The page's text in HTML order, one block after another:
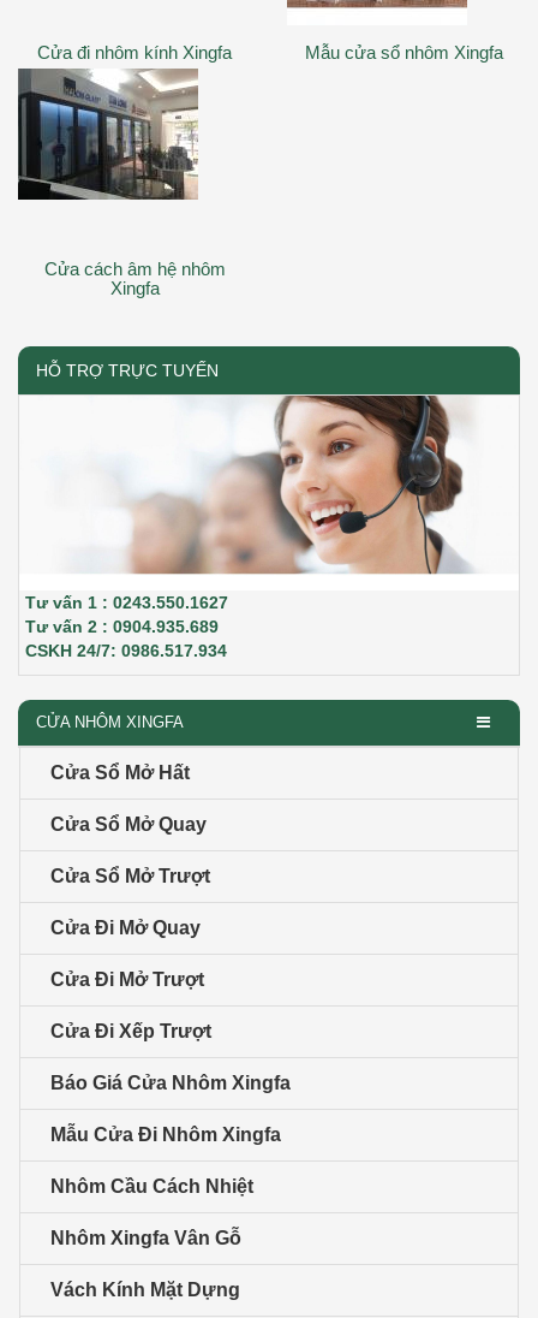
Cửa đi nhôm kính Xingfa Mẫu cửa sổ nhôm Xingfa
Cửa cách âm hệ nhôm
Xingfa
HỖ TRỢ TRỰC TUYẾN
Tư vấn 1 : 0243.550.1627
Tư vấn 2 : 0904.935.689
CSKH 24/7: 0986.517.934
CỬA NHÔM XINGFA
Cửa Sổ Mở Hất
Cửa Sổ Mở Quay
Cửa Sổ Mở Trượt
Cửa Đi Mở Quay
Cửa Đi Mở Trượt
Cửa Đi Xếp Trượt
Báo Giá Cửa Nhôm Xingfa
Mẫu Cửa Đi Nhôm Xingfa
Nhôm Cầu Cách Nhiệt
Nhôm Xingfa Vân Gỗ
Vách Kính Mặt Dựng